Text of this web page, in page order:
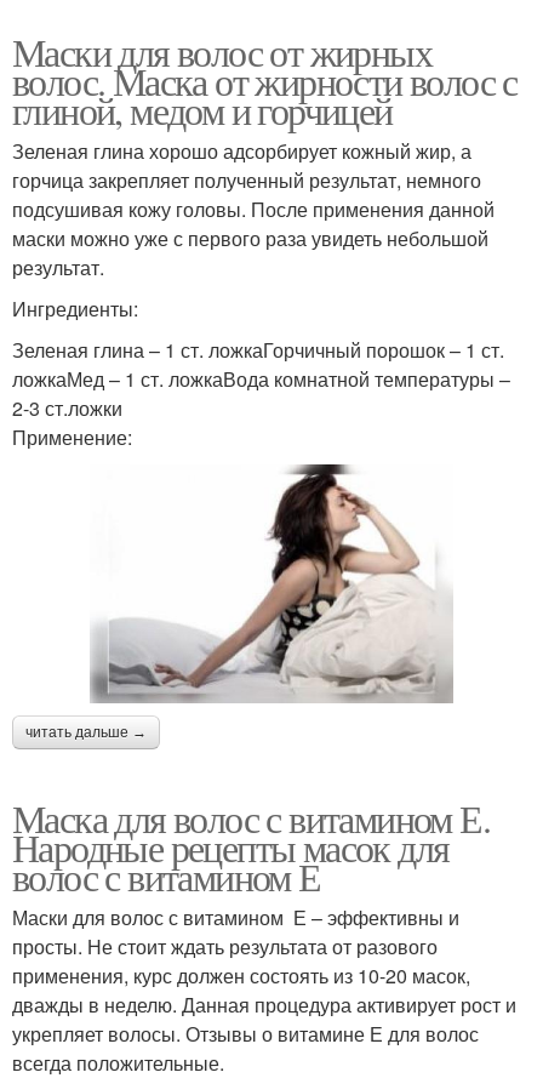
Маски для волос от жирных
волос. Маска от жирности волос с
глиной, медом и горчицей
Зеленая глина хорошо адсорбирует кожный жир, а
горчица закрепляет полученный результат, немного
подсушивая кожу головы. После применения данной
маски можно уже с первого раза увидеть небольшой
результат.
Ингредиенты:
Зеленая глина – 1 ст. ложкаГорчичный порошок – 1 ст.
ложкаМед – 1 ст. ложкаВода комнатной температуры –
2-3 ст.ложки
Применение:
читать дальше →
Маска для волос с витамином Е.
Народные рецепты масок для
волос с витамином Е
Маски для волос с витамином Е – эффективны и
просты. Не стоит ждать результата от разового
применения, курс должен состоять из 10-20 масок,
дважды в неделю. Данная процедура активирует рост и
укрепляет волосы. Отзывы о витамине Е для волос
всегда положительные.